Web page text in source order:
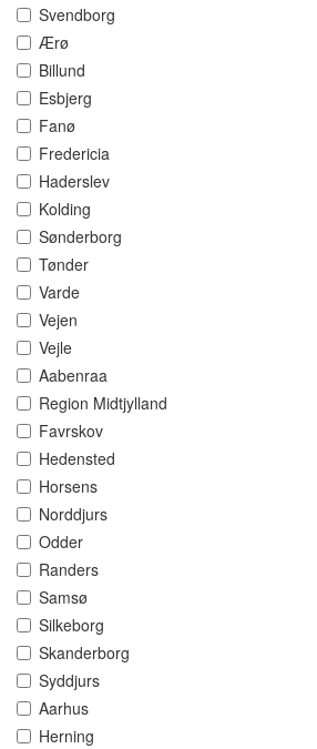
Svendborg
Ærø
Billund
Esbjerg
Fanø
Fredericia
Haderslev
Kolding
Sønderborg
Tønder
Varde
Vejen
Vejle
Aabenraa
Region Midtjylland
Favrskov
Hedensted
Horsens
Norddjurs
Odder
Randers
Samsø
Silkeborg
Skanderborg
Syddjurs
Aarhus
Herning